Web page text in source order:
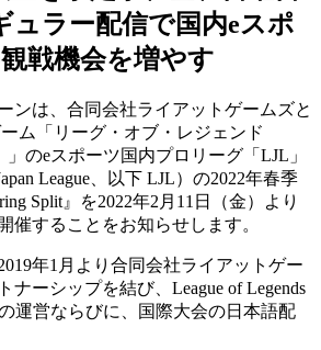
ュラー配信で国内eスポ
戦機会を増やす
ンは、合同会社ライアットゲームズと
ム「リーグ・オブ・レジェンド
」のeスポーツ国内プロリーグ「LJL」
League、以下 LJL）の2022年春季
Split』を2022年2月11日（金）より
催することをお知らせします。
年1月より合同会社ライアットゲー
ナーシップを結び、League of Legends
の運営ならびに、国際大会の日本語配